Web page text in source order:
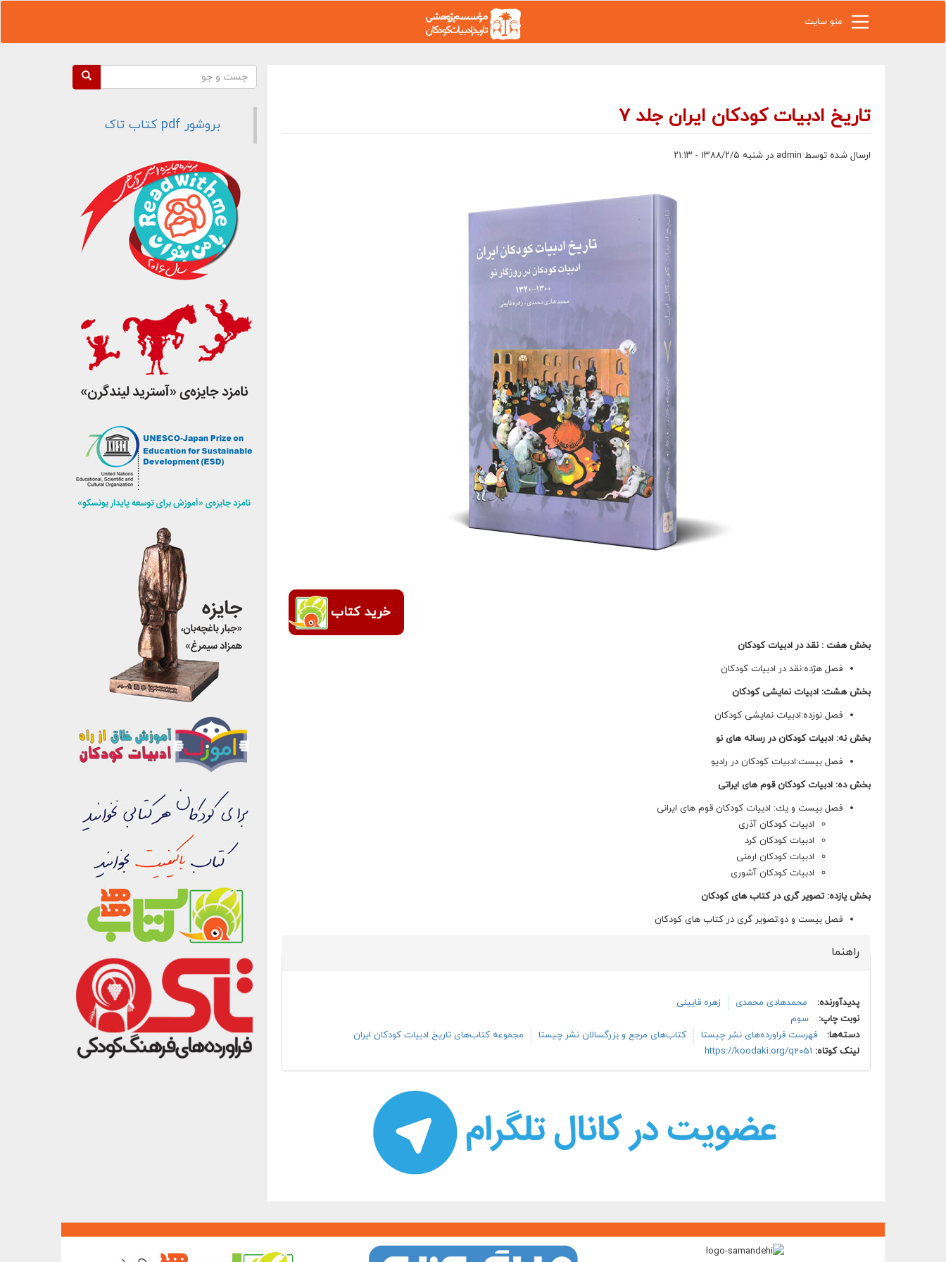
منو سایت
تاریخ ادبیات كودكان ایران جلد ۷
ارسال شده توسط admin در شنبه ۱۳۸۸/۲/۵ - ۲۱:۱۳
خرید کتاب
بخش هفت : نقد در ادبیات كودكان
فصل هژده:نقد در ادبیات كودكان
بخش هشت: ادبیات نمایشی كودكان
فصل نوزده:ادبیات نمایشی كودكان
بخش نه: ادبیات كودكان در رسانه های نو
فصل بیست:ادبیات كودكان در رادیو
بخش ده: ادبیات كودكان قوم های ایراتی
فصل بیست و یك: ادبیات كودكان قوم های ایرانی
ادبیات كودكان آذری
ادبیات كودكان كرد
ادبیات كودكان ارمنی
ادبیات كودكان آشوری
بخش یازده: تصویر گری در كتاب های كودكان
فصل بیست و دو:تصویر گری در كتاب های كودكان
پنهان کن
راهنما
پدیدآورنده: محمدهادی محمدی
زهره قایینی
نوبت چاپ:
سوم
دسته‌ها:
فهرست فراورده‌های نشر چیستا کتاب‌های مرجع و بزرگسالان نشر چیستا
مجموعه کتاب‌های تاریخ ادبیات کودکان ایران
لینک کوتاه: https://koodaki.org/q2051
فرم جستجو
بروشور pdf کتاب تاک